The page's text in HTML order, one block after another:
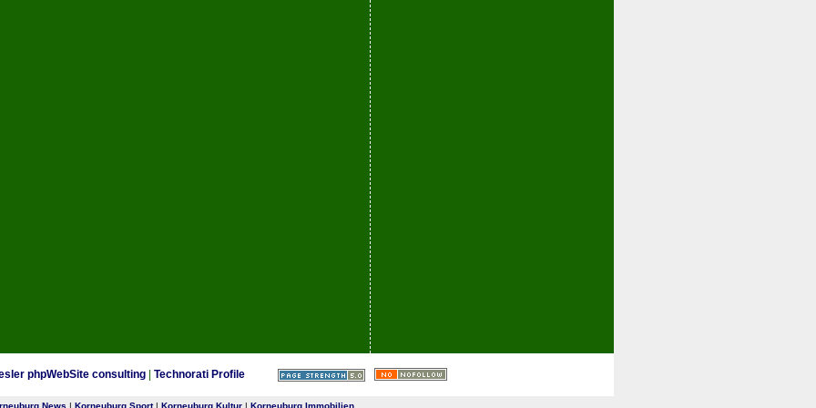
phpWebSite consulting Technorati Profile
News | Korneuburg Sport| Korneuburg Kultur | Korneuburg Immobilien